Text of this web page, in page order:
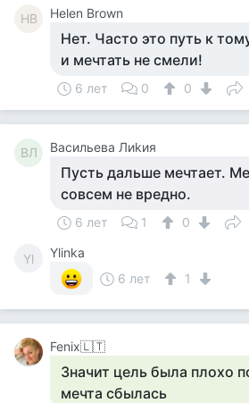
HB Helen Brown
Нет. Часто это путь к
и мечтать не смели!
6 лет 0 0
ВЛ Васильева Лиkия
Пусть дальше мечтает.
совсем не вредно.
6 лет 1 0
Yl
Ylinka
6 лет
1
Fenix🇱🇹
Значит цель была плохо
мечта сбылась